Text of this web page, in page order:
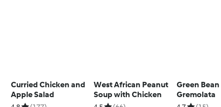
Curried Chicken and
Apple Salad
West African Peanut
Soup with Chicken
Green Bean
Gremolata